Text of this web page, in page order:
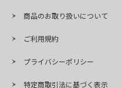
商品のお取り扱いについて
ご利用規約
プライバシーポリシー
特定商取引法に基づく表示